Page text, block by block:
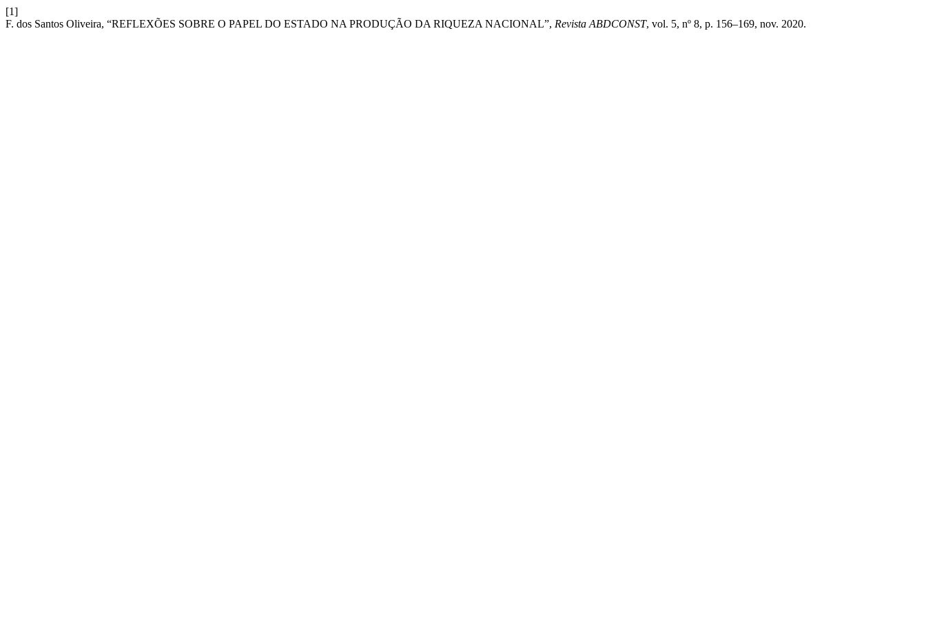
[1]
F. dos Santos Oliveira, “REFLEXÕES SOBRE O PAPEL DO ESTADO NA PRODUÇÃO DA RIQUEZA NACIONAL”, Revista ABDCONST, vol. 5, nº 8, p. 156–169, nov. 2020.